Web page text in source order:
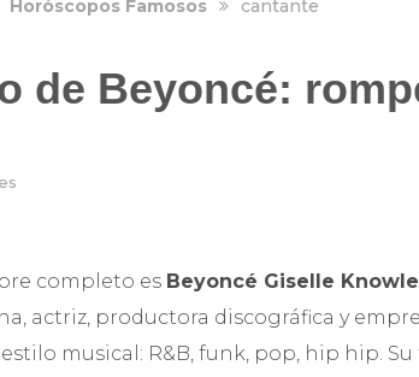
Horóscopos Famosos cantante
de Beyoncé:
completo es Beyoncé Giselle
actriz, productora discográfica y
musical: R&B, funk, pop, hip hip.